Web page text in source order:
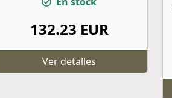
132.23 EUR
Ver detalles